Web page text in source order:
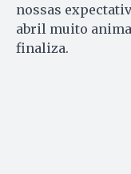
nossas
abril muito
finaliza.